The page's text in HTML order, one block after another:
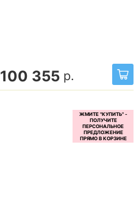
100 355 р.